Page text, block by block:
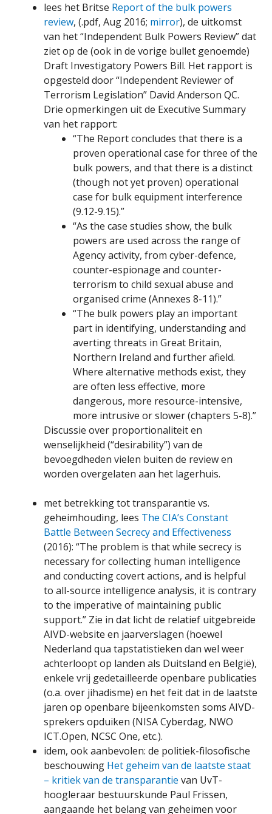
lees het Britse Report of the bulk powers
review, (.pdf, Aug 2016; mirror), de uitkomst
van het “Independent Bulk Powers Review” dat
ziet op de (ook in de vorige bullet genoemde)
Draft Investigatory Powers Bill. Het rapport is
opgesteld door “Independent Reviewer of
Terrorism Legislation” David Anderson QC.
Drie opmerkingen uit de Executive Summary
van het rapport:
“The Report concludes that there is a
proven operational case for three of the
bulk powers, and that there is a distinct
(though not yet proven) operational
case for bulk equipment interference
(9.12-9.15).”
“As the case studies show, the bulk
powers are used across the range of
Agency activity, from cyber-defence,
counter-espionage and counter-
terrorism to child sexual abuse and
organised crime (Annexes 8-11).”
“The bulk powers play an important
part in identifying, understanding and
averting threats in Great Britain,
Northern Ireland and further afield.
Where alternative methods exist, they
are often less effective, more
dangerous, more resource-intensive,
more intrusive or slower (chapters 5-8).”
Discussie over proportionaliteit en
wenselijkheid (“desirability”) van de
bevoegdheden vielen buiten de review en
worden overgelaten aan het lagerhuis.
met betrekking tot transparantie vs.
geheimhouding, lees The CIA’s Constant
Battle Between Secrecy and Effectiveness
(2016): “The problem is that while secrecy is
necessary for collecting human intelligence
and conducting covert actions, and is helpful
to all-source intelligence analysis, it is contrary
to the imperative of maintaining public
support.” Zie in dat licht de relatief uitgebreide
AIVD-website en jaarverslagen (hoewel
Nederland qua tapstatistieken dan wel weer
achterloopt op landen als Duitsland en België),
enkele vrij gedetailleerde openbare publicaties
(o.a. over jihadisme) en het feit dat in de laatste
jaren op openbare bijeenkomsten soms AIVD-
sprekers opduiken (NISA Cyberdag, NWO
ICT.Open, NCSC One, etc.).
idem, ook aanbevolen: de politiek-filosofische
beschouwing Het geheim van de laatste staat
– kritiek van de transparantie van UvT-
hoogleraar bestuurskunde Paul Frissen,
aangaande het belang van geheimen voor